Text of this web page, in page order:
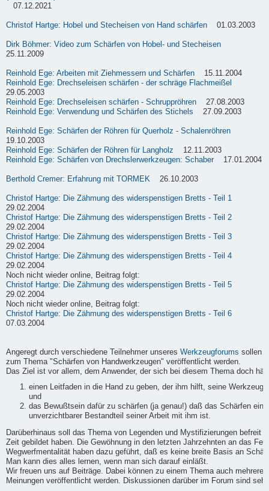
07.12.2021
Christof Hartge: Hobel und Stecheisen von Hand schärfen 01.03.2003
Dirk Böhmer: Video zum Schärfen von Hobel- und Stecheisen
25.11.2009
Reinhold Ege: Arbeiten mit Ziehmessern und Schärfen 15.11.2004
Reinhold Ege: Drechseleisen schärfen - der schräge Flachmeißel
29.05.2003
Reinhold Ege: Drechseleisen schärfen - Schruppröhren 27.08.2003
Reinhold Ege: Verwendung und Schärfen des Stichels 27.09.2003
Reinhold Ege: Schärfen der Röhren für Querholz - Schalenröhren
19.10.2003
Reinhold Ege: Schärfen der Röhren für Langholz 12.11.2003
Reinhold Ege: Schärfen von Drechslerwerkzeugen: Schaber 17.01.2004
Berthold Cremer: Erfahrung mit TORMEK 26.10.2003
Christof Hartge: Die Zähmung des widerspenstigen Bretts - Teil 1
29.02.2004
Christof Hartge: Die Zähmung des widerspenstigen Bretts - Teil 2
29.02.2004
Christof Hartge: Die Zähmung des widerspenstigen Bretts - Teil 3
29.02.2004
Christof Hartge: Die Zähmung des widerspenstigen Bretts - Teil 4
29.02.2004
Noch nicht wieder online, Beitrag folgt:
Christof Hartge: Die Zähmung des widerspenstigen Bretts - Teil 5
29.02.2004
Noch nicht wieder online, Beitrag folgt:
Christof Hartge: Die Zähmung des widerspenstigen Bretts - Teil 6
07.03.2004
Angeregt durch verschiedene Teilnehmer unseres Werkzeugforums sollen
zum Thema "Schärfen von Handwerkzeugen" veröffentlicht werden.
Das Ziel ist vor allem, dem Anwender, der sich bei diesem Thema doch
einen Leitfaden in die Hand zu geben, der ihm hilft, seine
und
das Bewußtsein dafür zu schärfen (ja genau!) daß das Schärfen
unverzichtbarer Bestandteil seiner Arbeit mit ihm ist.
Darüberhinaus soll das Thema von Legenden und Mystifizierungen befreit
Zeit gebildet haben. Die Gewöhnung in den letzten Jahrzehnten an das
Wegwerfmentalität haben dazu geführt, daß es keine breite Basis an
Man kann dies alles lernen, wenn man sich darauf einläßt.
Wir freuen uns auf Beiträge. Dabei können zu einem Thema auch mehrere
Meinungen veröffentlicht werden. Diskussionen darüber im Forum sind